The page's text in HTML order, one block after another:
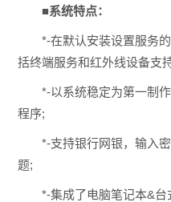
■系统特点：
*-在默认安装设置服务的
括终端服务和红外线设备支
*-以系统稳定为第一制作
程序;
*-支持银行网银，输入密
题;
*-集成了电脑笔记本&台